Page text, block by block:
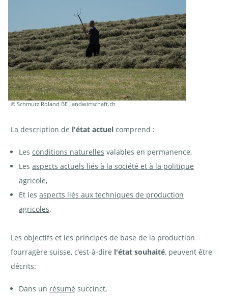
© Schmutz Roland BE_landwirtschaft.ch
La description de l'état actuel comprend :
Les conditions naturelles valables en permanence,
Les aspects actuels liés à la société et à la politique
agricole,
Et les aspects liés aux techniques de production
agricoles.
Les objectifs et les principes de base de la production
fourragère suisse, c’est-à-dire l'état souhaité, peuvent être
décrits:
Dans un résumé succinct,